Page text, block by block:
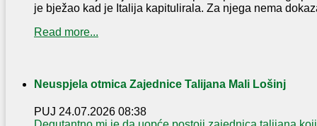
je bježao kad je Italija kapitulirala. Za njega nema
Read more...
Neuspjela otmica Zajednice Talijana Mali Lošinj
PUJ 24.07.2026 08:38